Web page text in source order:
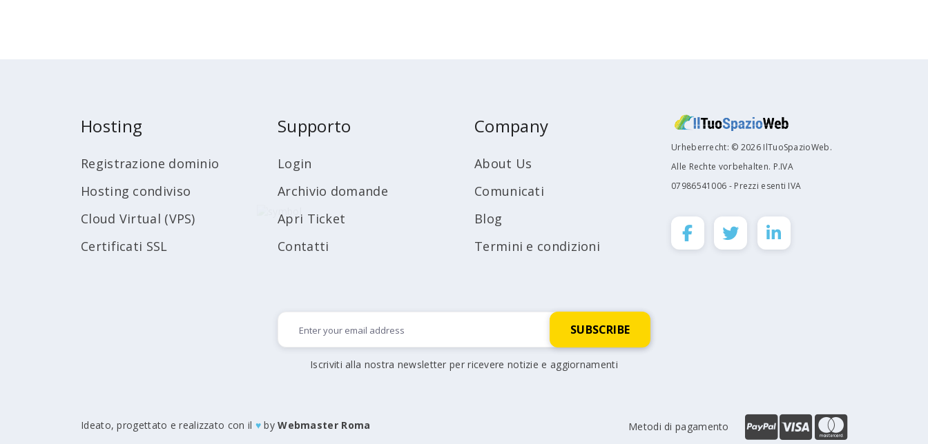
Hosting
Registrazione dominio
Hosting condiviso
Cloud Virtual (VPS)
Certificati SSL
Supporto
Login
Archivio domande
Apri Ticket
Contatti
Company
About Us
Comunicati
Blog
Termini e condizioni
Urheberrecht: © 2026 IlTuoSpazioWeb.
Alle Rechte vorbehalten. P.IVA
07986541006 - Prezzi esenti IVA
Iscriviti alla nostra newsletter per ricevere notizie e aggiornamenti
Ideato, progettato e realizzato con il ♥ byWebmaster Roma Metodi di pagamento